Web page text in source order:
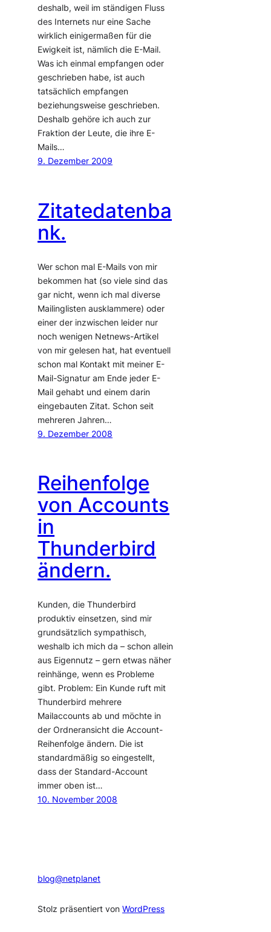
deshalb, weil im ständigen Fluss
des Internets nur eine Sache
wirklich einigermaßen für die
Ewigkeit ist, nämlich die E-Mail.
Was ich einmal empfangen oder
geschrieben habe, ist auch
tatsächlich empfangen
beziehungsweise geschrieben.
Deshalb gehöre ich auch zur
Fraktion der Leute, die ihre E-
Mails…
9. Dezember 2009
Zitatedatenba
nk.
Wer schon mal E-Mails von mir
bekommen hat (so viele sind das
gar nicht, wenn ich mal diverse
Mailinglisten ausklammere) oder
einer der inzwischen leider nur
noch wenigen Netnews-Artikel
von mir gelesen hat, hat eventuell
schon mal Kontakt mit meiner E-
Mail-Signatur am Ende jeder E-
Mail gehabt und einem darin
eingebauten Zitat. Schon seit
mehreren Jahren…
9. Dezember 2008
Reihenfolge
von Accounts
in
Thunderbird
ändern.
Kunden, die Thunderbird
produktiv einsetzen, sind mir
grundsätzlich sympathisch,
weshalb ich mich da – schon allein
aus Eigennutz – gern etwas näher
reinhänge, wenn es Probleme
gibt. Problem: Ein Kunde ruft mit
Thunderbird mehrere
Mailaccounts ab und möchte in
der Ordneransicht die Account-
Reihenfolge ändern. Die ist
standardmäßig so eingestellt,
dass der Standard-Account
immer oben ist…
10. November 2008
blog@netplanet
Stolz präsentiert vonWordPress